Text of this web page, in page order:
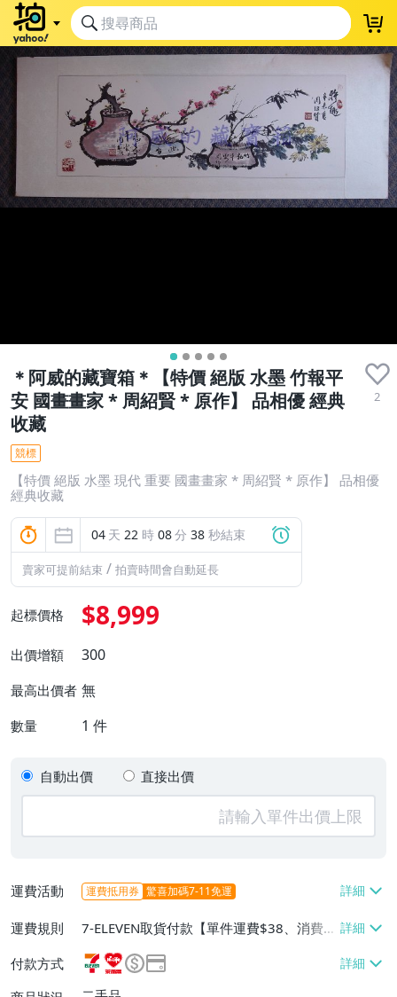
＊阿威的藏寶箱＊【特價 絕版 水墨 竹報平
安 國畫畫家 * 周紹賢 * 原作】 品相優 經典
收藏
2
競標
【特價 絕版 水墨 現代 重要 國畫畫家 * 周紹賢 * 原作】 品相優
經典收藏
04 天 22 時 08分 37 秒結束
賣家可提前結束 / 拍賣時間會自動延長
起標價格 $8,999
出價增額 300
最高出價者 無
數量 1 件
自動出價 直接出價
運費活動 運費抵用券 驚喜加碼7-11免運
運費規則
7-ELEVEN取貨付款【單件運費$38、消費滿
$500免運費】、萊爾富取貨付款【單件運
費$60、消費滿$500免運費】、郵局掛號
【單件運費$65、消費滿$500免運費】、面
付款方式